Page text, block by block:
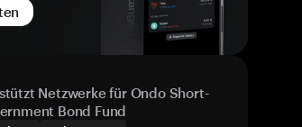
Netzwerke für Ondo Short-
Bond Fund